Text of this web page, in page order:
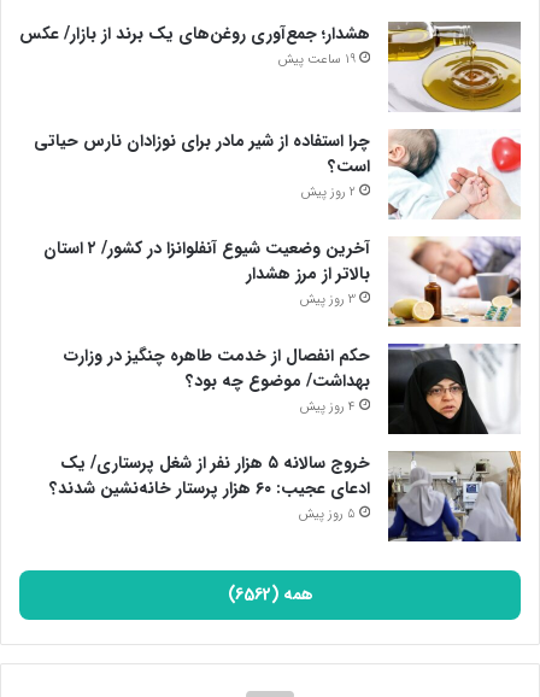
هشدار؛ جمع‌آوری روغن‌های یک برند از بازار/ عکس
19 ساعت پیش
چرا استفاده از شیر مادر برای نوزادان نارس حیاتی
است؟
2 روز پیش
آخرین وضعیت شیوع آنفلوانزا در کشور/ ۲ استان
بالاتر از مرز هشدار
3 روز پیش
حکم انفصال از خدمت طاهره چنگیز در وزارت
بهداشت/ موضوع چه بود؟
4 روز پیش
خروج سالانه ۵ هزار نفر از شغل پرستاری/ یک
ادعای عجیب: ۶۰ هزار پرستار خانه‌نشین شدند؟
5 روز پیش
همه (6562)